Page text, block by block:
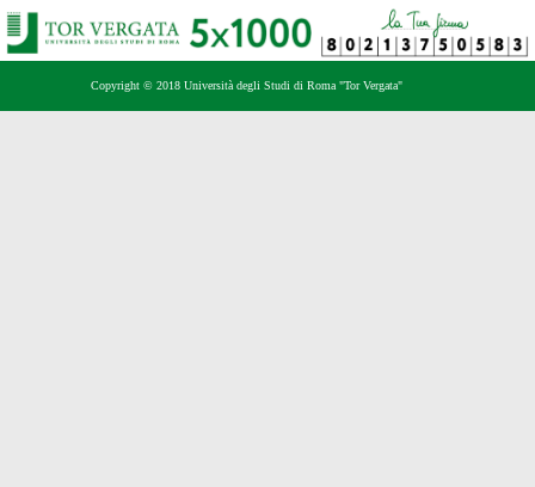
Copyright © 2018 Università degli Studi di Roma "Tor Vergata"